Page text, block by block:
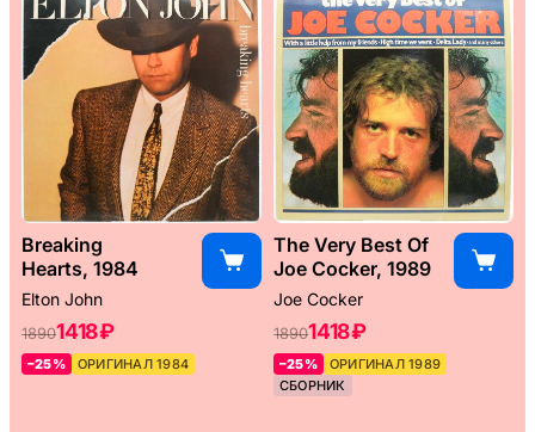
Breaking
Hearts, 1984
Elton John
18901418 ₽
–25% ОРИГИНАЛ 1984
The Very Best Of
Joe Cocker, 1989
Joe Cocker
18901418 ₽
–25%
ОРИГИНАЛ 1989
СБОРНИК